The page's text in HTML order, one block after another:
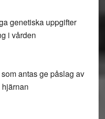
genetiska uppgifter
i vården
antas ge påslag av